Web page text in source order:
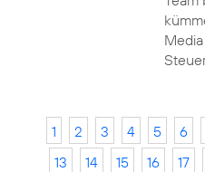
1 2 3 4 5 6
13
14 15 16 17